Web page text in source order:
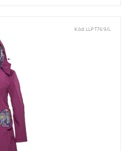
Kód: LLPT769/L